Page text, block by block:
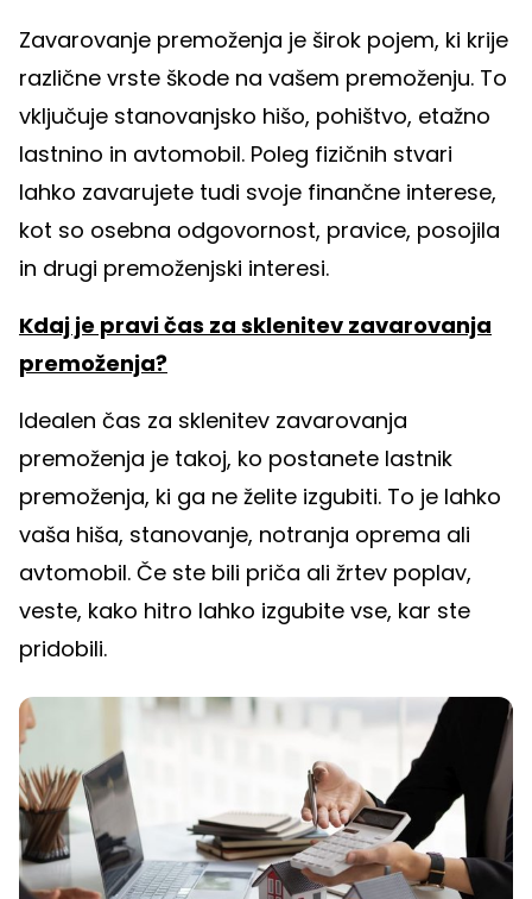
Zavarovanje premoženja je širok pojem, ki krije
različne vrste škode na vašem premoženju. To
vključuje stanovanjsko hišo, pohištvo, etažno
lastnino in avtomobil. Poleg fizičnih stvari
lahko zavarujete tudi svoje finančne interese,
kot so osebna odgovornost, pravice, posojila
in drugi premoženjski interesi.
Kdaj je pravi čas za sklenitev zavarovanja
premoženja?
Idealen čas za sklenitev zavarovanja
premoženja je takoj, ko postanete lastnik
premoženja, ki ga ne želite izgubiti. To je lahko
vaša hiša, stanovanje, notranja oprema ali
avtomobil. Če ste bili priča ali žrtev poplav,
veste, kako hitro lahko izgubite vse, kar ste
pridobili.